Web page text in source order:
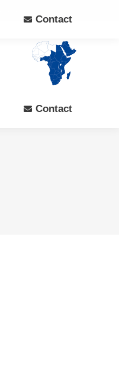
Facebook
opens
in
new
X
opens
in
new
Contact
Contact